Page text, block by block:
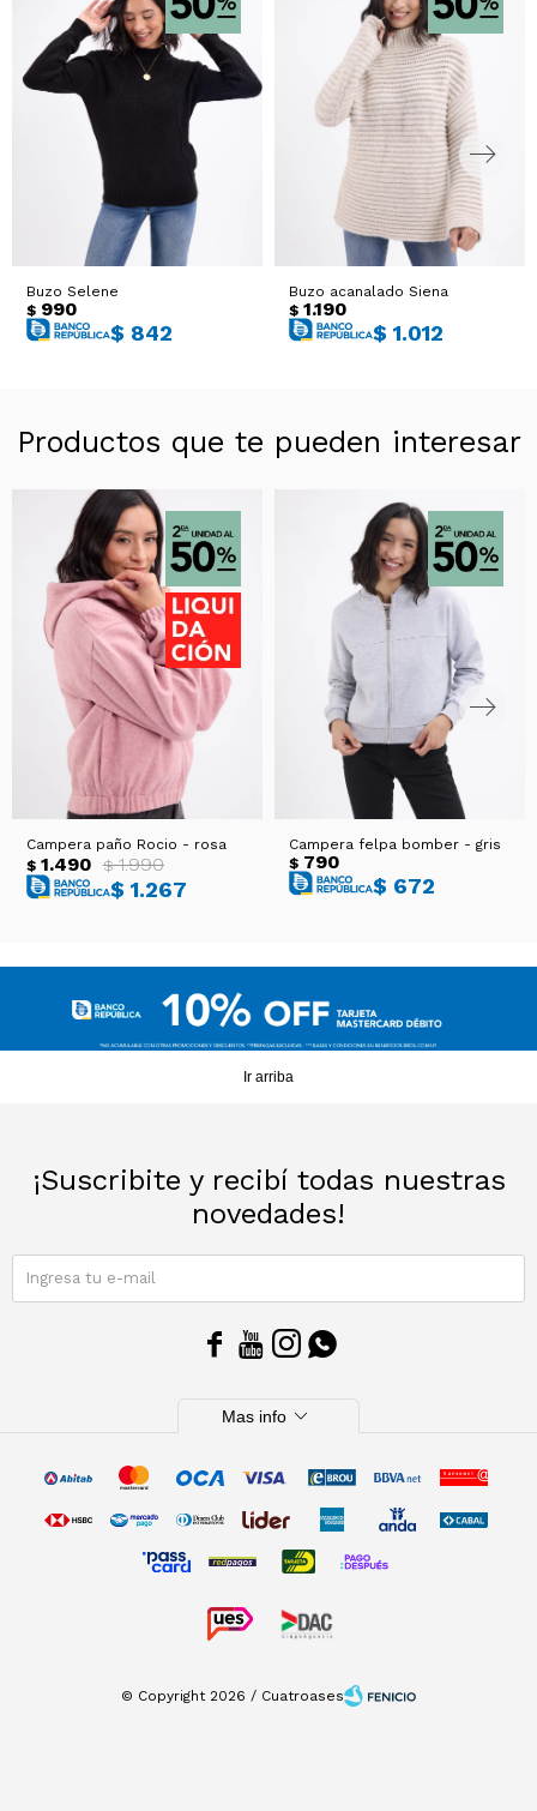
Buzo Selene
$ 990
$ 842
Buzo acanalado Siena
$ 1.190
$ 1.012
Productos que te pueden interesar
Campera paño Rocio - rosa
$ 1.490 $ 1.990
$ 1.267
Campera felpa bomber - gris
$ 790
$ 672
Ir arriba
¡Suscribite y recibí todas nuestras
novedades!
   
Mas info expand_more
© Copyright 2026 / Cuatroases